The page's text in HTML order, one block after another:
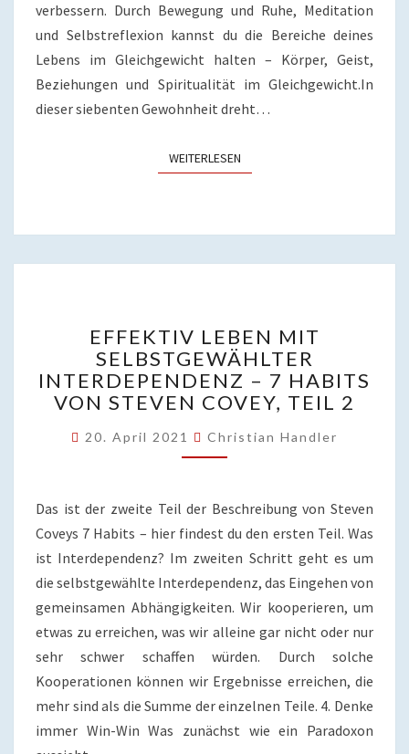
verbessern. Durch Bewegung und Ruhe, Meditation
und Selbstreflexion kannst du die Bereiche deines
Lebens im Gleichgewicht halten – Körper, Geist,
Beziehungen und Spiritualität im Gleichgewicht.In
dieser siebenten Gewohnheit dreht…
WEITERLESENWEITERLESEN
LEBEN
MIT
SELBSTGEWÄHLTER
INTERDEPENDENZ
7
HABITS
COVEY,
TEIL
2
EFFEKTIV LEBEN MIT
SELBSTGEWÄHLTER
INTERDEPENDENZ – 7 HABITS
VON STEVEN COVEY, TEIL 2
20. April 2021 Christian Handler
Das ist der zweite Teil der Beschreibung von Steven
Coveys 7 Habits – hier findest du den ersten Teil. Was
ist Interdependenz? Im zweiten Schritt geht es um
die selbstgewählte Interdependenz, das Eingehen von
gemeinsamen Abhängigkeiten. Wir kooperieren, um
etwas zu erreichen, was wir alleine gar nicht oder nur
sehr schwer schaffen würden. Durch solche
Kooperationen können wir Ergebnisse erreichen, die
mehr sind als die Summe der einzelnen Teile. 4. Denke
immer Win-Win Was zunächst wie ein Paradoxon